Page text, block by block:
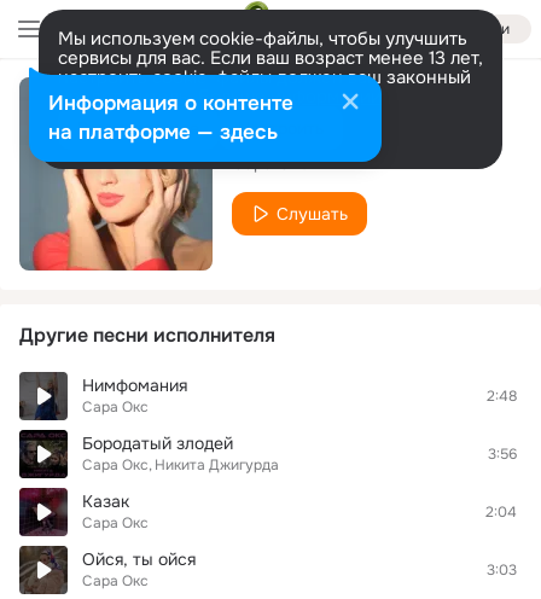
Войти
Мы используем cookie-файлы, чтобы улучшить
сервисы для вас. Если ваш возраст менее 13 лет,
настроить cookie-файлы должен ваш законный
представитель. Больше информации
Разрешить все Настроить
Маяк
Сара Окс
Слушать
Другие песни исполнителя
Нимфомания
Сара Окс
2:48
Бородатый злодей
Сара Окс Никита Джигурда
3:56
Казак
Сара Окс
2:04
Ойся, ты ойся
Сара Окс
3:03
Информация о контенте
на платформе — здесь